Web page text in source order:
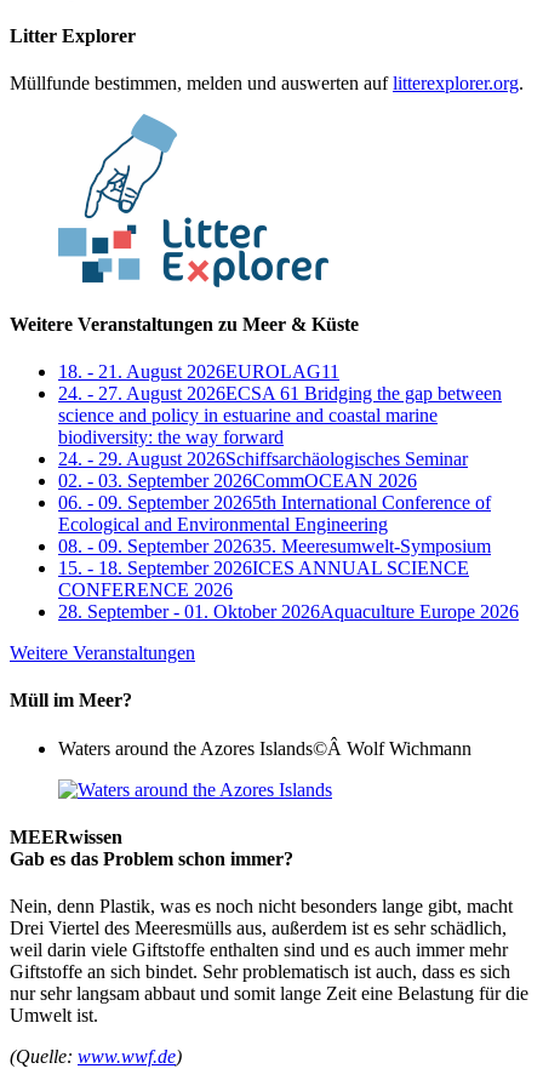
Litter Explorer
Müllfunde bestimmen, melden und auswerten auflitterexplorer.org.
Weitere Veranstaltungen zu Meer & Küste
18. - 21. August 2026EUROLAG11
24. - 27. August 2026ECSA 61 Bridging the gap between
science and policy in estuarine and coastal marine
biodiversity: the way forward
24. - 29. August 2026Schiffsarchäologisches Seminar
02. - 03. September 2026CommOCEAN 2026
06. - 09. September 20265th International Conference of
Ecological and Environmental Engineering
08. - 09. September 202635. Meeresumwelt-Symposium
15. - 18. September 2026ICES ANNUAL SCIENCE
CONFERENCE 2026
28. September - 01. Oktober 2026Aquaculture Europe 2026
Weitere Veranstaltungen
Müll im Meer?
Waters around the Azores Islands©Â Wolf Wichmann
MEERwissen
Gab es das Problem schon immer?
Nein, denn Plastik, was es noch nicht besonders lange gibt, macht
Drei Viertel des Meeresmülls aus, außerdem ist es sehr schädlich,
weil darin viele Giftstoffe enthalten sind und es auch immer mehr
Giftstoffe an sich bindet. Sehr problematisch ist auch, dass es sich
nur sehr langsam abbaut und somit lange Zeit eine Belastung für die
Umwelt ist.
(Quelle: www.wwf.de)